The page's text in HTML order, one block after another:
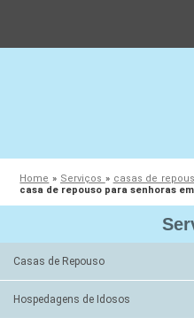
Home » Serviços » casas de
casa de repouso para senhoras
Casas de Repouso
Hospedagens de Idosos